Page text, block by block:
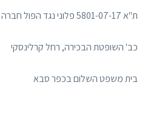
ת"א 5801-07-17 פלוני נגד הפול חברה לביטוח בע"מ
כב' השופטת הבכירה, רחל קרלינסקי
בית משפט השלום בכפר סבא